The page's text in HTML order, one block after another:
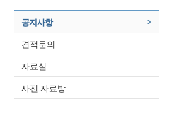
공지사항
견적문의
자료실
사진 자료방